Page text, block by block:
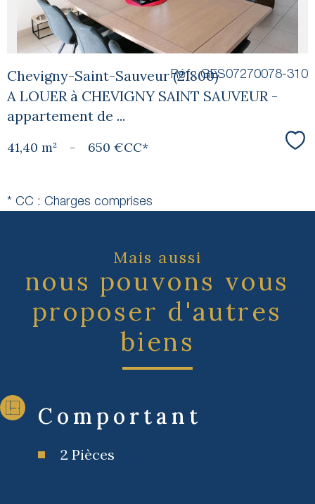
Chevigny-Saint-Sauveur (21800)
A LOUER à CHEVIGNY SAINT SAUVEUR -
appartement de ...
Réf : GES07270078-310
41,40 m² - 650 €CC*
* CC : Charges comprises
Mais aussi
nous pouvons vous
proposer d'autres
biens
Comportant
2 Pièces